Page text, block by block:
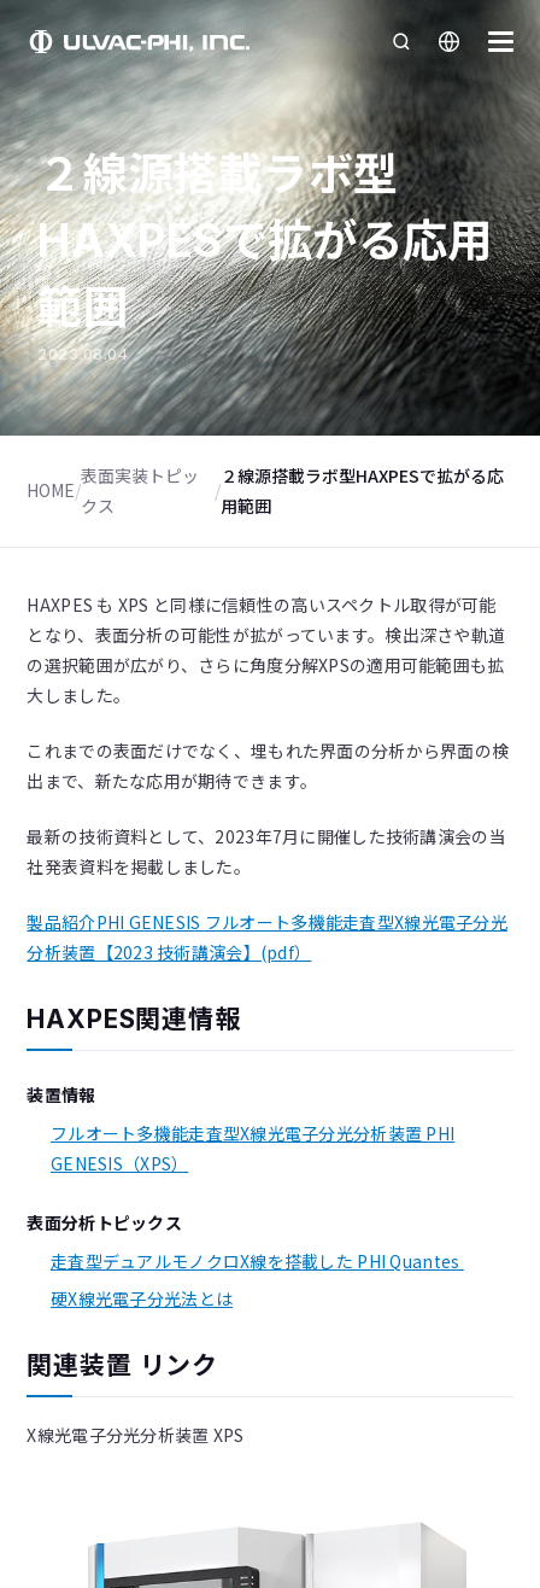
２線源搭載ラボ型
HAXPESで拡がる応用
範囲
2023.08.04
HOME/
表面実装トピッ
クス
/
２線源搭載ラボ型HAXPESで拡がる応
用範囲
HAXPES も XPS と同様に信頼性の高いスペクトル取得が可能
となり、表面分析の可能性が拡がっています。検出深さや軌道
の選択範囲が広がり、さらに角度分解XPSの適用可能範囲も拡
大しました。
これまでの表面だけでなく、埋もれた界面の分析から界面の検
出まで、新たな応用が期待できます。
最新の技術資料として、2023年7月に開催した技術講演会の当
社発表資料を掲載しました。
製品紹介PHI GENESIS フルオート多機能走査型X線光電子分光
分析装置【2023 技術講演会】(pdf）
HAXPES関連情報
装置情報
フルオート多機能走査型X線光電子分光分析装置 PHI
GENESIS（XPS）
表面分析トピックス
走査型デュアルモノクロX線を搭載した PHI Quantes
硬X線光電子分光法とは
関連装置 リンク
X線光電子分光分析装置 XPS